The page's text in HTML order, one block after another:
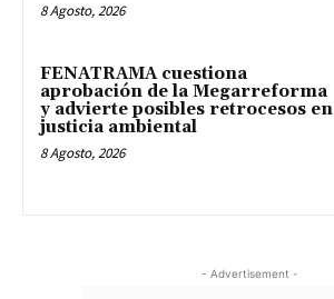
8 Agosto, 2026
FENATRAMA cuestiona
aprobación de la Megarreforma
y advierte posibles retrocesos en
justicia ambiental
8 Agosto, 2026
- Advertisement -